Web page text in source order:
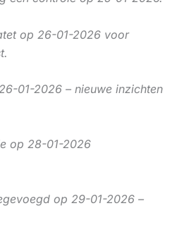
op 26-01-2026 voor
01-2026 – nieuwe inzichten
op 28-01-2026
op 29-01-2026 –